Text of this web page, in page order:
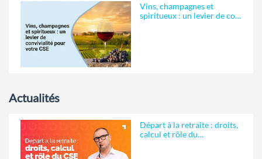
Vins, champagnes et
spiritueux : un levier de co…
Actualités
Départ à la retraite : droits,
calcul et rôle du…